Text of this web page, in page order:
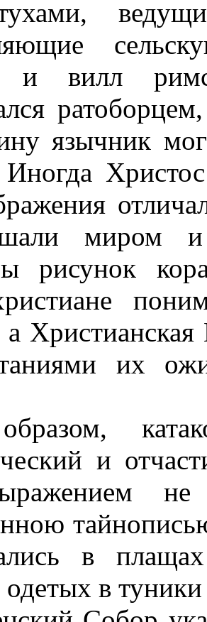
и вилл
язычник
Иногда
миром и
рисунок
а
их
и
не
в
в туники